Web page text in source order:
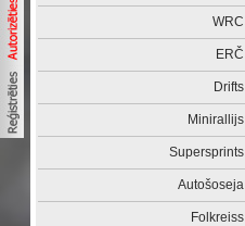
WRC
ERČ
Drifts
Minirallijs
Supersprints
Autošoseja
Folkreiss